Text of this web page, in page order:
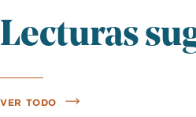
Lecturas
VER TODO